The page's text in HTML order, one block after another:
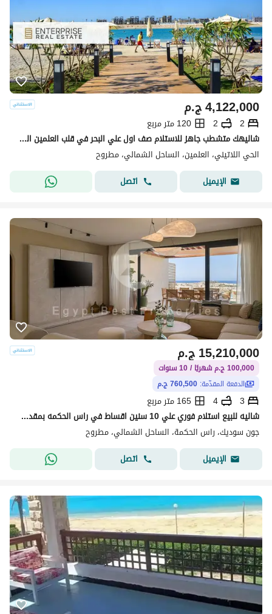
ج.م4,122,000
2
2
120 متر مربع
شاليهك متشطب جاهز للاستلام صف اول علي البحر في قلب العلمين الجديده بجوار مارينا دقايق لسيدي عبدالرحمن و دقايق لمطار العلمين Latin City
الحي اللاتيني، العلمين، الساحل الشمالي، مطروح
الإيميل
اتصل
ج.م15,210,000
100,000 ج.م شهريًا / 10 سنوات
الدفعة المقدّمة: 760,500 ج.م
3
4
165 متر مربع
شاليه للبيع استلام فوري علي 10 سنين اقساط في راس الحكمه بمقدم 5%
جون سوديك، راس الحكمة، الساحل الشمالي، مطروح
الإيميل
اتصل